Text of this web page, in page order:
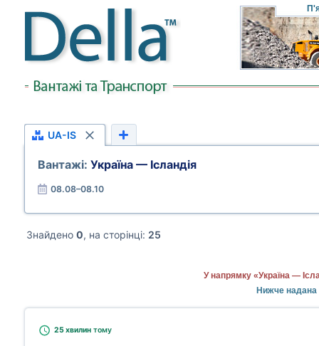
UA-IS
Вантажі: Україна — Ісландія
08.08–08.10
Знайдено 0, на сторінці: 25
У напрямку «Україна —
Нижче надана
25 хвилин тому